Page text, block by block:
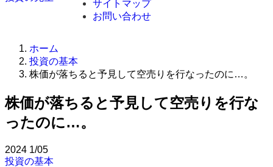
サイトマップ
お問い合わせ
ホーム
投資の基本
株価が落ちると予見して空売りを行なったのに…。
株価が落ちると予見して空売りを行な
ったのに…。
2024 1/05
投資の基本